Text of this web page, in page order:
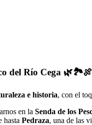
del Río Cega 🌿🏞️🍖
e historia, con el
en la Senda de los
hasta Pedraza, una de las